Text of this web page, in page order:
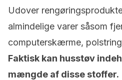
Udover
almindelige varer såsom
computerskærme,
Faktisk kan husstøv
mængde af disse stoffer.